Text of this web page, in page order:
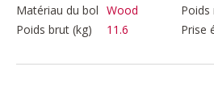
Matériau du bol Wood Poids
Poids brut (kg)
11.6 Prise